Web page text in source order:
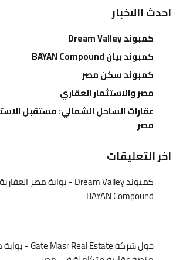
احدث االاخبار
كمبوند Dream Valley
كمبوند بيان BAYAN Compound
كمبوند سكن مصر
مصر والاستثمار العقاري
عقارات الساحل الشمالي: مستقبل
مصر
اخر التعليقات
كمبوند Dream Valley - بوابة مصر العقارية
BAYAN Compound
حول شركة Gate Masr Real Estate - بوابة مصر العقارية